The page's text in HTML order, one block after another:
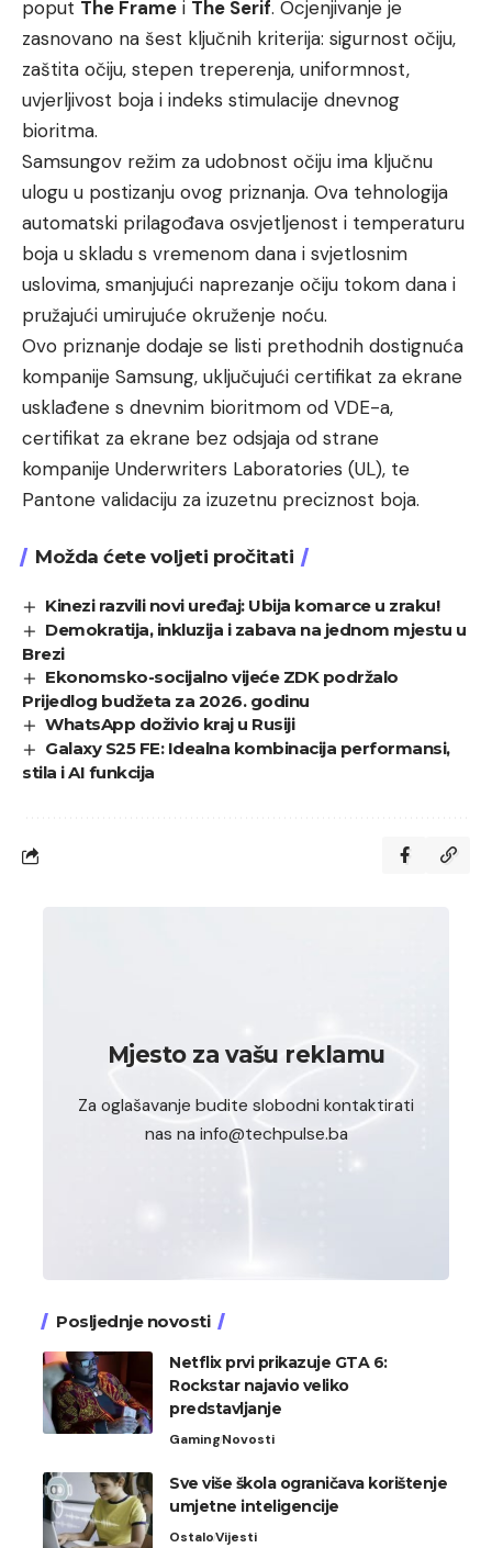
poput The Frame i The Serif. Ocjenjivanje je
zasnovano na šest ključnih kriterija: sigurnost očiju,
zaštita očiju, stepen treperenja, uniformnost,
uvjerljivost boja i indeks stimulacije dnevnog
bioritma.
Samsungov režim za udobnost očiju ima ključnu
ulogu u postizanju ovog priznanja. Ova tehnologija
automatski prilagođava osvjetljenost i temperaturu
boja u skladu s vremenom dana i svjetlosnim
uslovima, smanjujući naprezanje očiju tokom dana i
pružajući umirujuće okruženje noću.
Ovo priznanje dodaje se listi prethodnih dostignuća
kompanije Samsung, uključujući certifikat za ekrane
usklađene s dnevnim bioritmom od VDE-a,
certifikat za ekrane bez odsjaja od strane
kompanije Underwriters Laboratories (UL), te
Pantone validaciju za izuzetnu preciznost boja.
Možda ćete voljeti pročitati
Kinezi razvili novi uređaj: Ubija komarce u zraku!
Demokratija, inkluzija i zabava na jednom mjestu u
Brezi
Ekonomsko-socijalno vijeće ZDK podržalo
Prijedlog budžeta za 2026. godinu
WhatsApp doživio kraj u Rusiji
Galaxy S25 FE: Idealna kombinacija performansi,
stila i AI funkcija
Mjesto za vašu reklamu
Za oglašavanje budite slobodni kontaktirati
nas na info@techpulse.ba
Posljednje novosti
Netflix prvi prikazuje GTA 6:
Rockstar najavio veliko
predstavljanje
GamingNovosti
Sve više škola ograničava korištenje
umjetne inteligencije
OstaloVijesti